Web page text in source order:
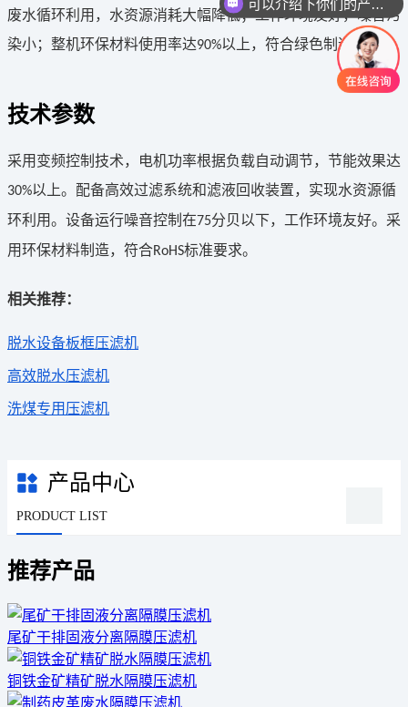
废水循环利用，水资源消耗大幅降低；工作环境友好，噪音污
染小；整机环保材料使用率达90%以上，符合绿色制造要求。
技术参数
采用变频控制技术，电机功率根据负载自动调节，节能效果达
30%以上。配备高效过滤系统和滤液回收装置，实现水资源循
环利用。设备运行噪音控制在75分贝以下，工作环境友好。采
用环保材料制造，符合RoHS标准要求。
相关推荐：
脱水设备板框压滤机
高效脱水压滤机
洗煤专用压滤机
产品中心
PRODUCT LIST
推荐产品
尾矿干排固液分离隔膜压滤机
铜铁金矿精矿脱水隔膜压滤机